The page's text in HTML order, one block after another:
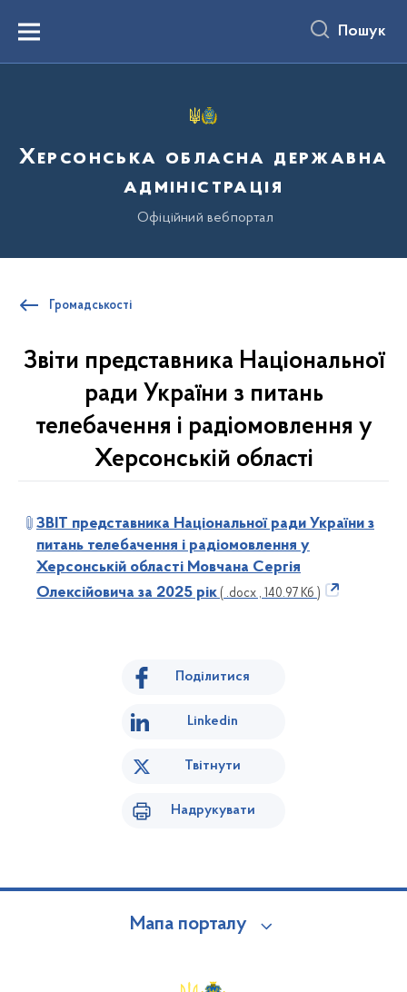
вмістуMenu Пошук
Херсонська обласна державна
адміністрація
Офіційний вебпортал
Громадськості
Звіти представника Національної
ради України з питань
телебачення і радіомовлення у
Херсонській області
ЗВІТ представника Національної ради України з
питань телебачення і радіомовлення у
Херсонській області Мовчана Сергія
Олексійовича за 2025 рік ( .docx , 140.97 Кб )
Поділитися
Linkedin
Твітнути
Надрукувати
Мапа порталу